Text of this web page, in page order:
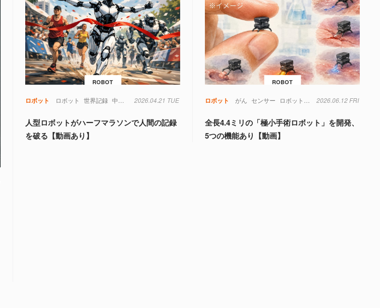
ROBOT
ロボット ロボット 世界記録 中国 衛星
2026.04.21 TUE
人型ロボットがハーフマラソンで人間の記録
を破る【動画あり】
ROBOT
ロボット がん センサー ロボット 医療 実験 材料 磁場
2026.06.12 FRI
全長4.4ミリの「極小手術ロボット」を開発、
5つの機能あり【動画】